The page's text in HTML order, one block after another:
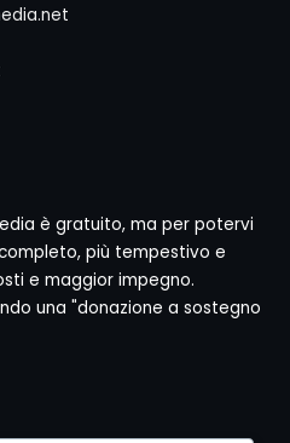
è gratuito, ma per potervi
più tempestivo e
e maggior impegno.
una "donazione a sostegno